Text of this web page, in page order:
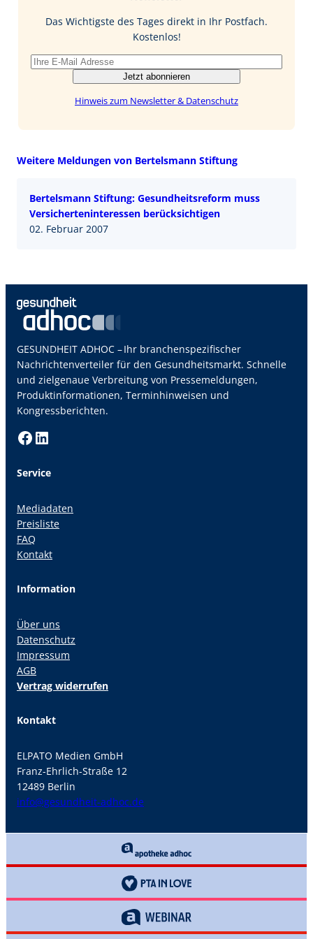
I
Das Wichtigste des Tages direkt in Ihr Postfach.
Kostenlos!
Jetzt abonnieren
Hinweis zum Newsletter & Datenschutz
Weitere Meldungen von Bertelsmann Stiftung
Bertelsmann Stiftung: Gesundheitsreform muss
Versicherteninteressen berücksichtigen
02. Februar 2007
GESUNDHEIT ADHOC – Ihr branchenspezifischer
Nachrichtenverteiler für den Gesundheitsmarkt. Schnelle
und zielgenaue Verbreitung von Pressemeldungen,
Produktinformationen, Terminhinweisen und
Kongressberichten.
Facebook LinkedIn
Service
Mediadaten
Preisliste
FAQ
Kontakt
Information
Über uns
Datenschutz
Impressum
AGB
Vertrag widerrufen
Kontakt
ELPATO Medien GmbH
Franz-Ehrlich-Straße 12
12489 Berlin
info@gesundheit-adhoc.de